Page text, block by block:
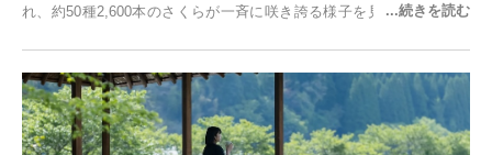
れ、約50種2,600本のさくらが一斉に咲き誇る様子を見に、世界中か
日(月)～2026年2月28日(土)の期間、「冬に咲くさくらライトアップ」
を開催します。